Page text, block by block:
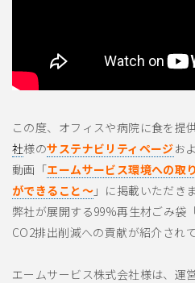
この度、オフィスや病院に食を提
社様のサステナビリティページお
動画「エームサービス環境への取
ができること～」に掲載いただき
弊社が展開する99%再生材ごみ袋
CO2排出削減への貢献が紹介されて
エームサービス株式会社様は、運